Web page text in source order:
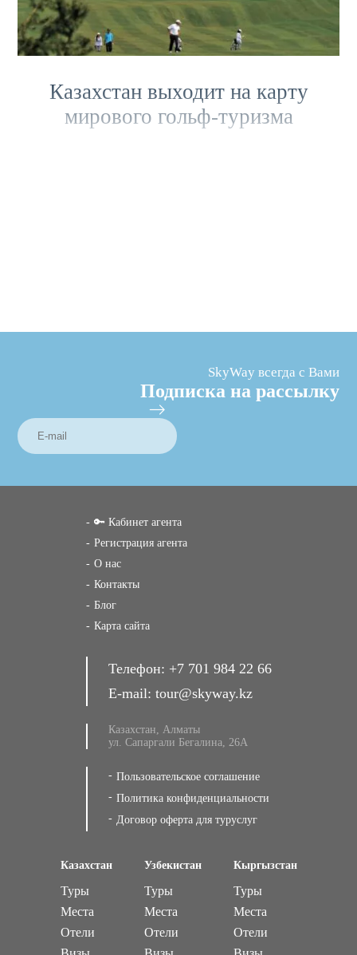
Казахстан выходит на карту
мирового гольф-туризма
SkyWay всегда с Вами
Подписка на рассылку
🔑 Кабинет агента
Регистрация агента
О нас
Контакты
Блог
Карта сайта
Телефон: +7 701 984 22 66
E-mail: tour@skyway.kz
Казахстан, Алматы
ул. Сапаргали Бегалина, 26А
Пользовательское соглашение
Политика конфиденциальности
Договор оферта для туруслуг
Казахстан
Туры
Места
Отели
Узбекистан
Туры
Места
Отели
Кыргызстан
Туры
Места
Отели